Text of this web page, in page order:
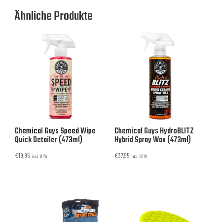
Ähnliche Produkte
Chemical Guys Speed Wipe
Quick Detailer (473ml)
€19,95 incl. BTW
Chemical Guys HydroBLITZ
Hybrid Spray Wax (473ml)
€37,95 incl. BTW